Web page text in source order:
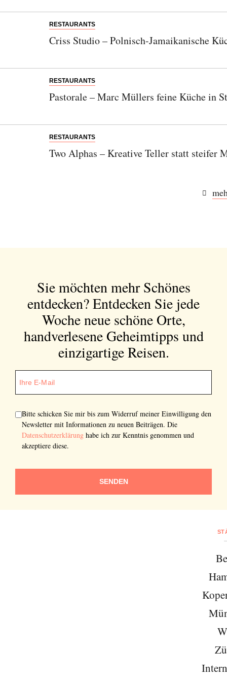
RESTAURANTS
Criss Studio – Polnisch-Jamaikanische
RESTAURANTS
Pastorale – Marc Müllers feine Küche in
RESTAURANTS
Two Alphas – Kreative Teller statt steifer
Sie möchten mehr Schönes
entdecken?Entdecken Sie jede
Woche neue schöne Orte,
handverlesene Geheimtipps und
einzigartige Reisen.
Bitte schicken Sie mir bis zum Widerruf meiner Einwilligung den
Newsletter mit Informationen zu neuen Beiträgen. Die
Datenschutzerklärung habe ich zur Kenntnis genommen und
akzeptiere diese.
SENDEN